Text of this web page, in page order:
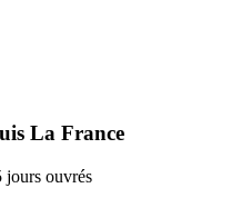
La France
jours ouvrés